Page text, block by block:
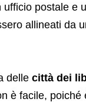
postale e
allineati da
delle città dei
è facile, poiché